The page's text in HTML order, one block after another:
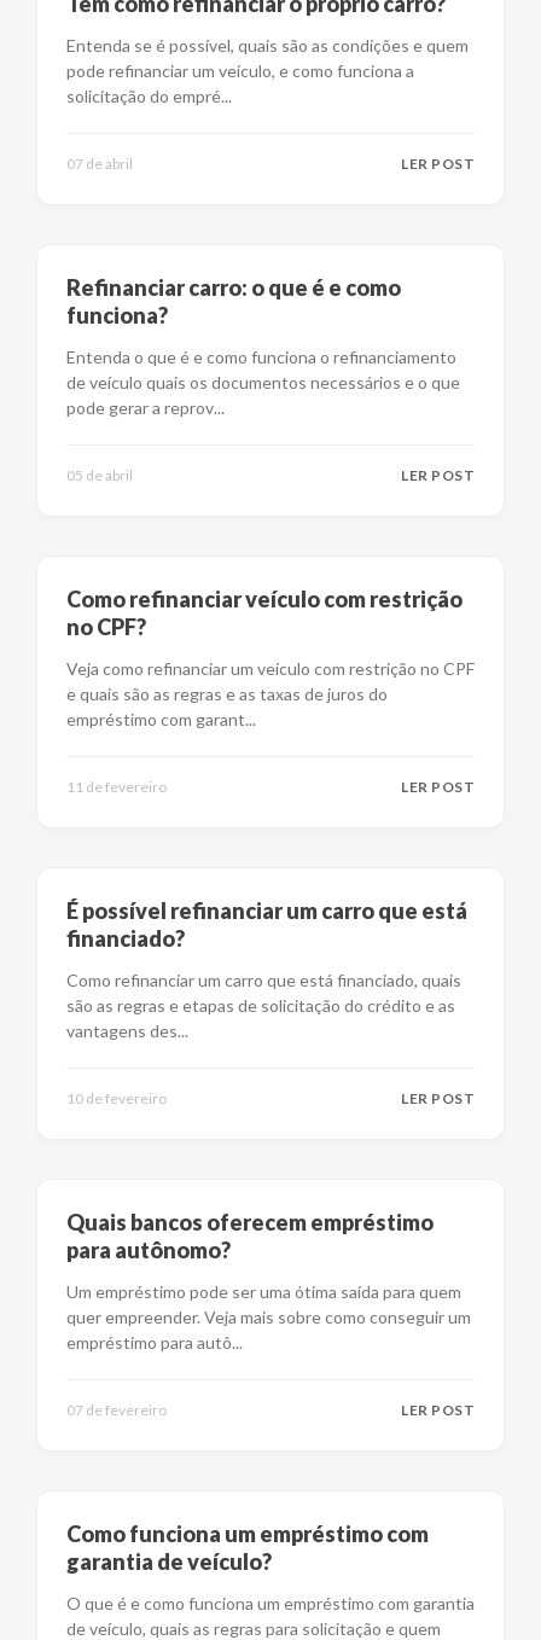
Entenda se é possível, quais são as condições e quem
pode refinanciar um veículo, e como funciona a
solicitação do empré...
07 de abril LER POST
Refinanciar carro: o que é e como
funciona?
Entenda o que é e como funciona o refinanciamento
de veículo quais os documentos necessários e o que
pode gerar a reprov...
05 de abril LER POST
Como refinanciar veículo com restrição
no CPF?
Veja como refinanciar um veículo com restrição no CPF
e quais são as regras e as taxas de juros do
empréstimo com garant...
11 de fevereiro LER POST
É possível refinanciar um carro que está
financiado?
Como refinanciar um carro que está financiado, quais
são as regras e etapas de solicitação do crédito e as
vantagens des...
10 de fevereiro LER POST
Quais bancos oferecem empréstimo
para autônomo?
Um empréstimo pode ser uma ótima saída para quem
quer empreender. Veja mais sobre como conseguir um
empréstimo para autô...
07 de fevereiro LER POST
Como funciona um empréstimo com
garantia de veículo?
O que é e como funciona um empréstimo com garantia
de veículo, quais as regras para solicitação e quem